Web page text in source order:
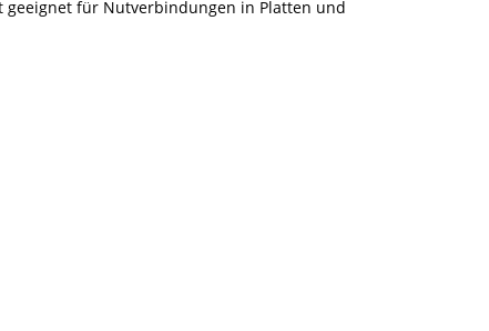
geeignet für Nutverbindungen in Platten und